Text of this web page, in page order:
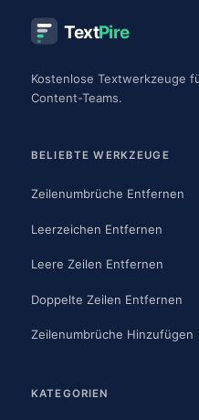
TextPire
Kostenlose Textwerkzeuge
Content-Teams.
BELIEBTE WERKZEUGE
Zeilenumbrüche Entfernen
Leerzeichen Entfernen
Leere Zeilen Entfernen
Doppelte Zeilen Entfernen
Zeilenumbrüche Hinzufügen
KATEGORIEN